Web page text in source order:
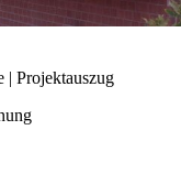
| Projektauszug